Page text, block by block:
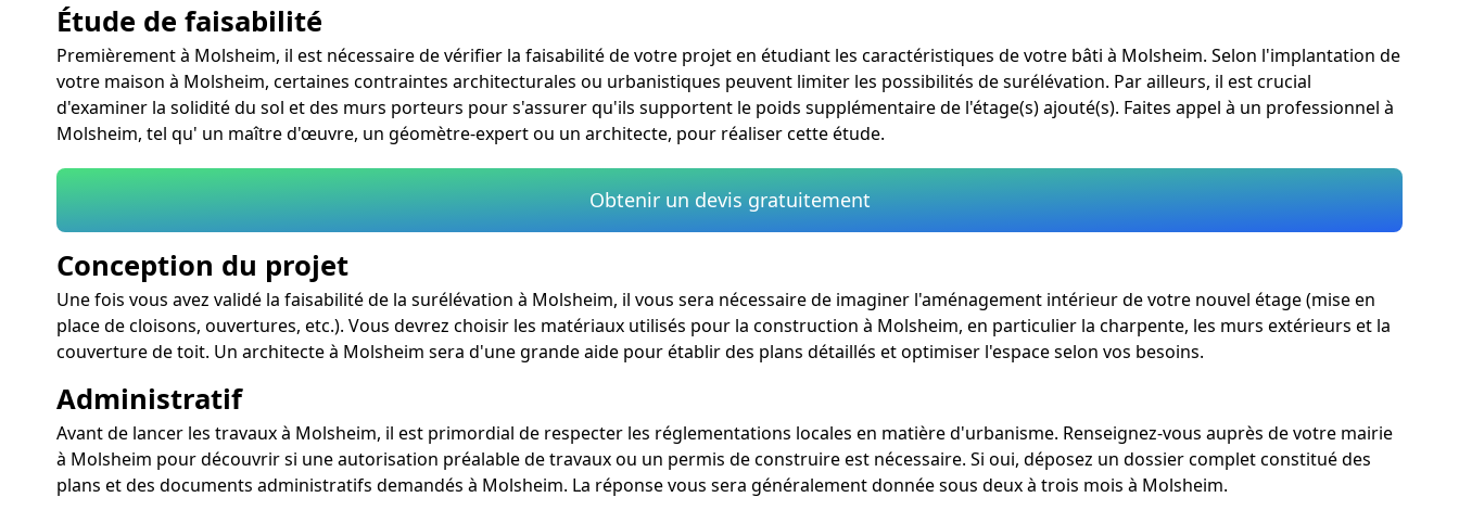
Étude de faisabilité
Premièrement à Molsheim, il est nécessaire de vérifier la faisabilité de votre projet en étudiant les caractéristiques de votre bâti à Molsheim. Selon l'implantation de
votre maison à Molsheim, certaines contraintes architecturales ou urbanistiques peuvent limiter les possibilités de surélévation. Par ailleurs, il est crucial
d'examiner la solidité du sol et des murs porteurs pour s'assurer qu'ils supportent le poids supplémentaire de l'étage(s) ajouté(s). Faites appel à un professionnel à
Molsheim, tel qu' un maître d'œuvre, un géomètre-expert ou un architecte, pour réaliser cette étude.
Obtenir un devis gratuitement
Conception du projet
Une fois vous avez validé la faisabilité de la surélévation à Molsheim, il vous sera nécessaire de imaginer l'aménagement intérieur de votre nouvel étage (mise en
place de cloisons, ouvertures, etc.). Vous devrez choisir les matériaux utilisés pour la construction à Molsheim, en particulier la charpente, les murs extérieurs et la
couverture de toit. Un architecte à Molsheim sera d'une grande aide pour établir des plans détaillés et optimiser l'espace selon vos besoins.
Administratif
Avant de lancer les travaux à Molsheim, il est primordial de respecter les réglementations locales en matière d'urbanisme. Renseignez-vous auprès de votre mairie
à Molsheim pour découvrir si une autorisation préalable de travaux ou un permis de construire est nécessaire. Si oui, déposez un dossier complet constitué des
plans et des documents administratifs demandés à Molsheim. La réponse vous sera généralement donnée sous deux à trois mois à Molsheim.